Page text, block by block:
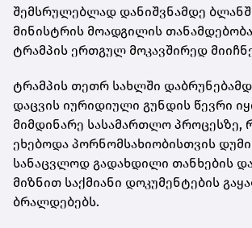
შემსრულებლად დანიშვნამდე
მინისტრის მოადგილის
ტრამპის ერთგულ მოკავშირედ
ტრამპის თეთრ სახლში
დაცვის იურიდიული გუნდის წევრი
მიმდინარე სასამართლო პროცესზე,
ეხებოდა პორნომსახიობისთვის
სანაცვლოდ გადახდილი თანხების
მიზნით საქმიანი დოკუმენტების
ბრალდებებს.